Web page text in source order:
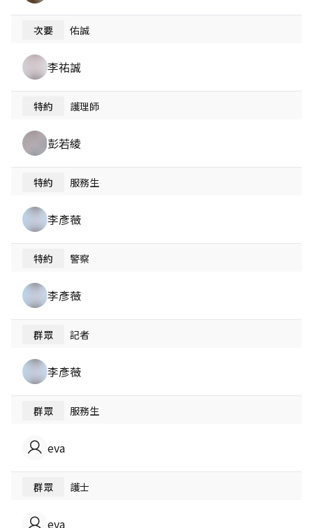
次要 佑誠
李祐誠
特約 護理師
彭若綾
特約 服務生
李彥薇
特約 警察
李彥薇
群眾 記者
李彥薇
群眾 服務生
eva
群眾 護士
eva